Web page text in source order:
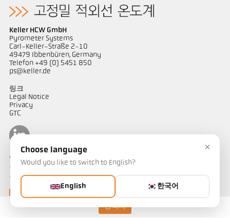
연락처
Keller HCW GmbH
Pyrometer Systems
Carl-Keller-Straße 2-10
49479 Ibbenbüren, Germany
Telefon +49 (0) 5451 850
ps@keller.de
링크
Legal Notice
Privacy
GTC
연락하다
온도 측정 솔루션에 대해 궁금한 점이 있으신가요? 저희 팀이 기꺼이
도와드리겠습니다.
연락하기
×
Choose language
Would you like to switch to English?
English 한국어